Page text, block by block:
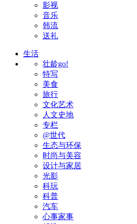
影视
音乐
韩流
送礼
生活
壮龄go!
特写
美食
旅行
文化艺术
人文史地
专栏
@世代
生态与环保
时尚与美容
设计与家居
光影
科玩
科普
汽车
心事家事